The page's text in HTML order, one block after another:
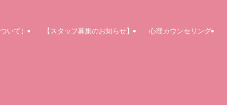
いて） 【スタッフ募集のお知らせ】 心理カウンセリング